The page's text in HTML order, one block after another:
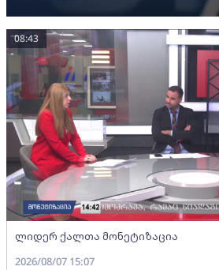
ლიდერ ქალთა მონეტიზაცია
08:43
2026/08/07 15:07